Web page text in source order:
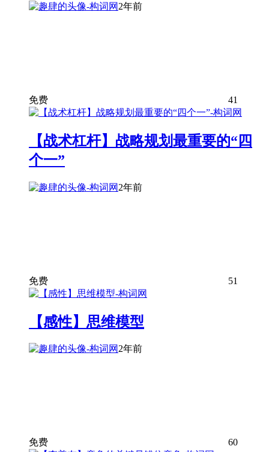
2年前
免费 41
【战术杠杆】战略规划最重要的“四
个一”
2年前
免费 51
【感性】思维模型
2年前
免费 60